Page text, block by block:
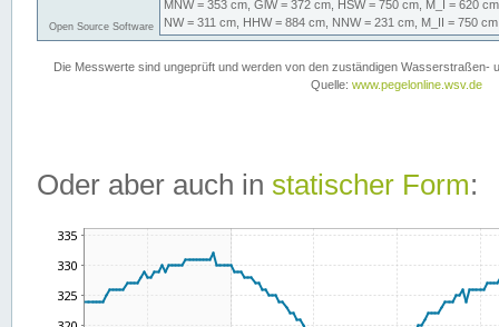
Oder aber auch in statischer Form: